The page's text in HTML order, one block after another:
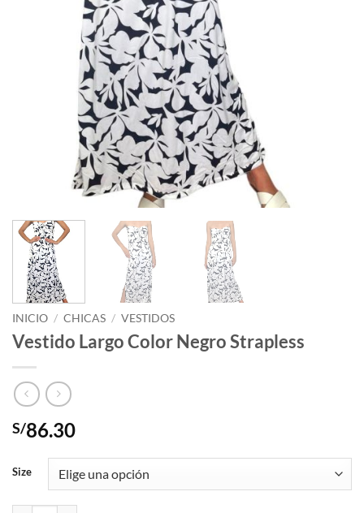
INICIO / CHICAS / VESTIDOS
Vestido Largo Color Negro Strapless
S/86.30
Size